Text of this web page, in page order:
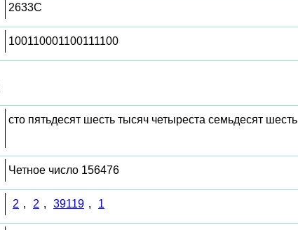
2633C
100110001100111100
сто пятьдесят шесть тысяч четыреста семьдесят шесть
Четное число 156476
2 , 2 , 39119 , 1